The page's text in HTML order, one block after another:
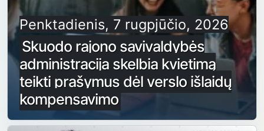
Penktadienis, 7 rugpjūčio, 2026
Skuodo rajono savivaldybės
administracija skelbia kvietimą
teikti prašymus dėl verslo išlaidų
kompensavimo